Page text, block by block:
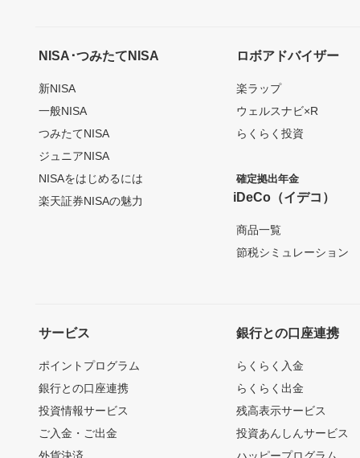
NISA･つみたてNISA
新NISA
一般NISA
つみたてNISA
ジュニアNISA
NISAをはじめるには
楽天証券NISAの魅力
ロボアドバイザー
楽ラップ
ウェルスナビ×R
らくらく投資
確定拠出年金
iDeCo（イデコ）
商品一覧
節税シミュレーション
サービス
ポイントプログラム
銀行との口座連携
投資情報サービス
ご入金・ご出金
外貨決済
銀行との口座連携
らくらく入金
らくらく出金
残高表示サービス
投資あんしんサービス
ハッピープログラム